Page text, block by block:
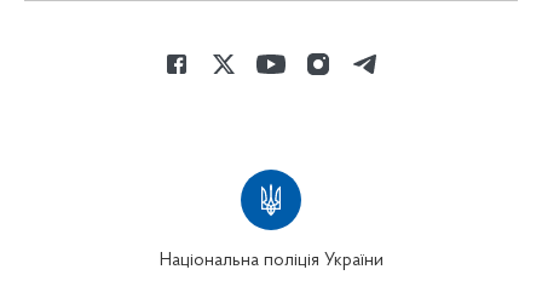
Національна поліція України